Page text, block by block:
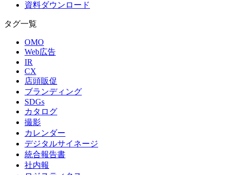
資料ダウンロード
タグ一覧
OMO
Web広告
IR
CX
店頭販促
ブランディング
SDGs
カタログ
撮影
カレンダー
デジタルサイネージ
統合報告書
社内報